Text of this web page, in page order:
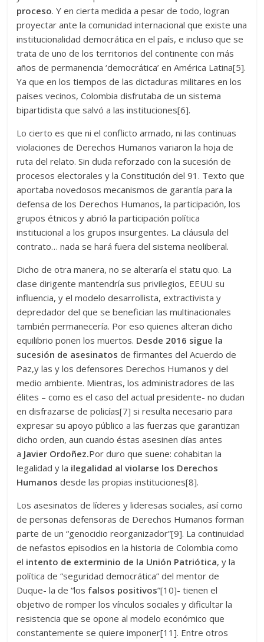
proceso. Y en cierta medida a pesar de todo, logran
proyectar ante la comunidad internacional que existe una
institucionalidad democrática en el país, e incluso que se
trata de uno de los territorios del continente con más
años de permanencia ‘democrática’ en América Latina[5].
Ya que en los tiempos de las dictaduras militares en los
países vecinos, Colombia disfrutaba de un sistema
bipartidista que salvó a las instituciones[6].
Lo cierto es que ni el conflicto armado, ni las continuas
violaciones de Derechos Humanos variaron la hoja de
ruta del relato. Sin duda reforzado con la sucesión de
procesos electorales y la Constitución del 91. Texto que
aportaba novedosos mecanismos de garantía para la
defensa de los Derechos Humanos, la participación, los
grupos étnicos y abrió la participación política
institucional a los grupos insurgentes. La cláusula del
contrato… nada se hará fuera del sistema neoliberal.
Dicho de otra manera, no se alteraría el statu quo. La
clase dirigente mantendría sus privilegios, EEUU su
influencia, y el modelo desarrollista, extractivista y
depredador del que se benefician las multinacionales
también permanecería. Por eso quienes alteran dicho
equilibrio ponen los muertos. Desde 2016 sigue la
sucesión de asesinatos de firmantes del Acuerdo de
Paz,y las y los defensores Derechos Humanos y del
medio ambiente. Mientras, los administradores de las
élites – como es el caso del actual presidente- no dudan
en disfrazarse de policías[7] si resulta necesario para
expresar su apoyo público a las fuerzas que garantizan
dicho orden, aun cuando éstas asesinen días antes
a Javier Ordoñez.Por duro que suene: cohabitan la
legalidad y la ilegalidad al violarse los Derechos
Humanos desde las propias instituciones[8].
Los asesinatos de líderes y lideresas sociales, así como
de personas defensoras de Derechos Humanos forman
parte de un “genocidio reorganizador”[9]. La continuidad
de nefastos episodios en la historia de Colombia como
el intento de exterminio de la Unión Patriótica, y la
política de “seguridad democrática” del mentor de
Duque- la de “los falsos positivos”[10]- tienen el
objetivo de romper los vínculos sociales y dificultar la
resistencia que se opone al modelo económico que
constantemente se quiere imponer[11]. Entre otros